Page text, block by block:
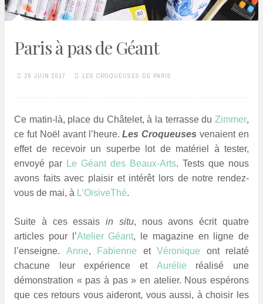
Paris à pas de Géant
26 JUIN 2017 LES CROQUEUSES DE PARIS
Ce matin-là, place du Châtelet, à la terrasse du Zimmer,
ce fut Noël avant l’heure.Les Croqueuses venaient en
effet de recevoir un superbe lot de matériel à tester,
envoyé par Le Géant des Beaux-Arts. Tests que nous
avons faitsavec plaisir et intérêt lors de notre rendez-
vous de mai, à L’OisiveThé.
Suite à ces essaisin situ, nous avons écrit quatre
articles pour l’Atelier Géant, le magazine en ligne de
l’enseigne. Anne, Fabienne et Véronique ont relaté
chacune leur expérience et Aurélie réalisé une
démonstration « pas à pas » en atelier. Nous espérons
que ces retours vous aideront, vous aussi, à choisir les